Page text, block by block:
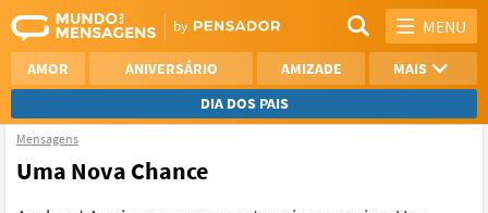
MENU
AMOR ANIVERSÁRIO AMIZADE
MAIS
DIA DOS PAIS
REFLEXÃO
Mensagens
Uma Nova Chance